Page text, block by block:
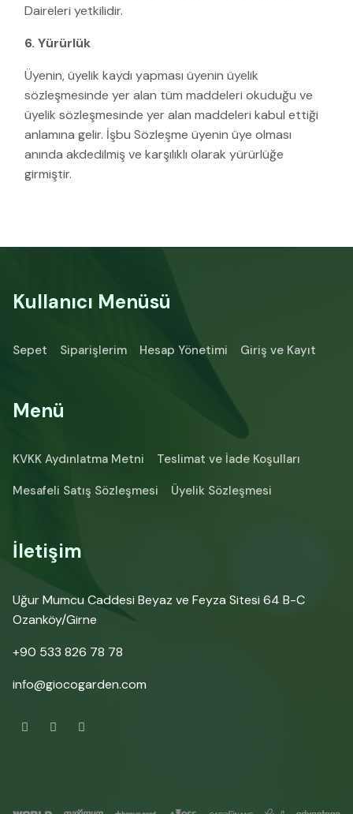
Daireleri yetkilidir.
6. Yürürlük
Üyenin, üyelik kaydı yapması üyenin üyelik
sözleşmesinde yer alan tüm maddeleri okuduğu ve
üyelik sözleşmesinde yer alan maddeleri kabul ettiği
anlamına gelir. İşbu Sözleşme üyenin üye olması
anında akdedilmiş ve karşılıklı olarak yürürlüğe
girmiştir.
Kullanıcı Menüsü
Sepet Siparişlerim Hesap Yönetimi Giriş ve Kayıt
Menü
KVKK Aydınlatma Metni
Teslimat ve İade Koşulları
Mesafeli Satış Sözleşmesi
Üyelik Sözleşmesi
İletişim
Uğur Mumcu Caddesi Beyaz ve Feyza Sitesi 64 B-C
Ozanköy/Girne
+90 533 826 78 78
info@giocogarden.com